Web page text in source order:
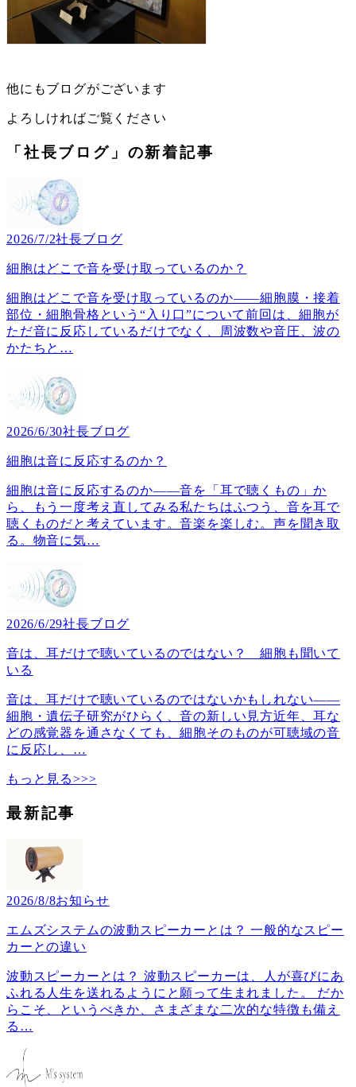
他にもブログがございます
よろしければご覧ください
「社長ブログ」の新着記事
2026/7/2社長ブログ
細胞はどこで音を受け取っているのか？
細胞はどこで音を受け取っているのか――細胞膜・接着
部位・細胞骨格という“入り口”について前回は、細胞が
ただ音に反応しているだけでなく、周波数や音圧、波の
かたちと …
2026/6/30社長ブログ
細胞は音に反応するのか？
細胞は音に反応するのか――音を「耳で聴くもの」か
ら、もう一度考え直してみる私たちはふつう、音を耳で
聴くものだと考えています。音楽を楽しむ。声を聞き取
る。物音に気…
2026/6/29社長ブログ
音は、耳だけで聴いているのではない？ 細胞も聞いて
いる
音は、耳だけで聴いているのではないかもしれない――
細胞・遺伝子研究がひらく、音の新しい見方近年、耳な
どの感覚器を通さなくても、細胞そのものが可聴域の音
に反応し、 …
もっと見る>>>
最新記事
2026/8/8お知らせ
エムズシステムの波動スピーカーとは？ 一般的なスピー
カーとの違い
波動スピーカーとは？ 波動スピーカーは、人が喜びにあ
ふれる人生を送れるようにと願って生まれました。 だか
らこそ、というべきか、さまざまな二次的な特徴も備え
る …